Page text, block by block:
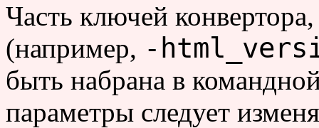
Часть ключей
(например, -
быть набрана в
параметры следует